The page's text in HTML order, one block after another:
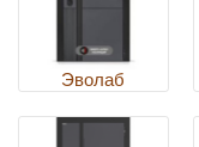
Эволаб